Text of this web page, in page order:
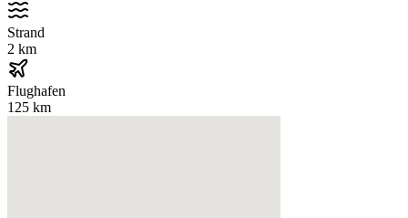
Strand
2 km
Flughafen
125 km